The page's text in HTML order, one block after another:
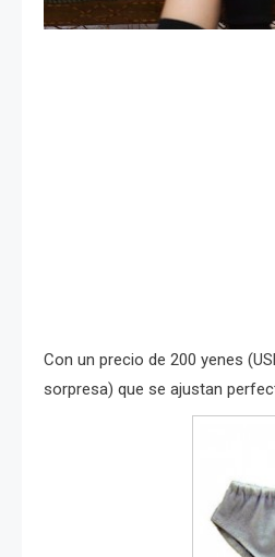
Con un precio de 200 yenes
sorpresa) que se ajustan